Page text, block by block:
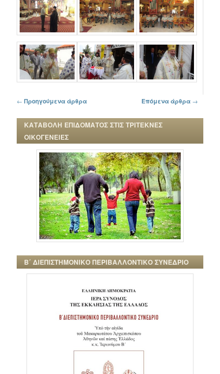
Πλοήγηση στα άρθρα
← Προηγούμενα άρθρα Επόμενα άρθρα →
ΚΑΤΑΒΟΛΗ ΕΠΙΔΟΜΑΤΟΣ ΣΤΙΣ ΤΡΙΤΕΚΝΕΣ
ΟΙΚΟΓΕΝΕΙΕΣ
Β΄ ΔΙΕΠΙΣΤΗΜΟΝΙΚΟ ΠΕΡΙΒΑΛΛΟΝΤΙΚΟ ΣΥΝΕΔΡΙΟ